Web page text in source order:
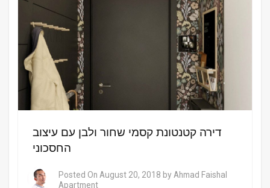
דירה קטנטונת קסמי שחור ולבן עם עיצוב
החסכוני
Posted On August 20, 2018 by Ahmad Faishal
Apartment